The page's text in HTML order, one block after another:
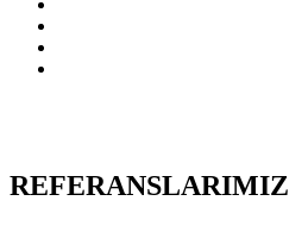
REFERANSLARIMIZ